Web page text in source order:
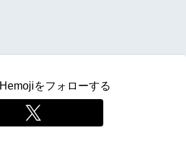
をフォローする